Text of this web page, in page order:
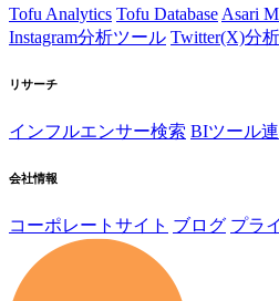
Tofu Analytics Tofu Database Asari
Instagram分析ツール Twitter(X)分
リサーチ
インフルエンサー検索 BIツール
会社情報
コーポレートサイト ブログ プラ